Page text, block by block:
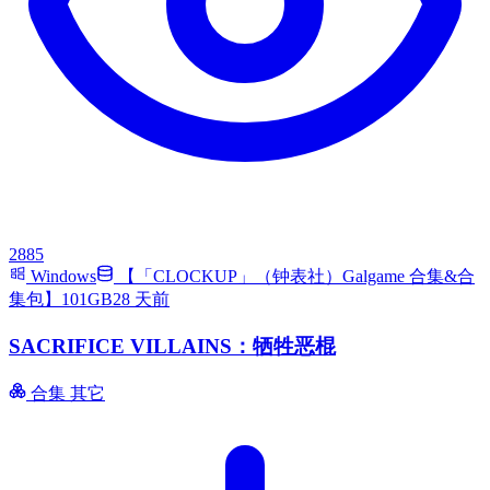
2885
Windows
【「CLOCKUP」（钟表社）Galgame 合集&合
集包】101GB28 天前
SACRIFICE VILLAINS：牺牲恶棍
合集 其它